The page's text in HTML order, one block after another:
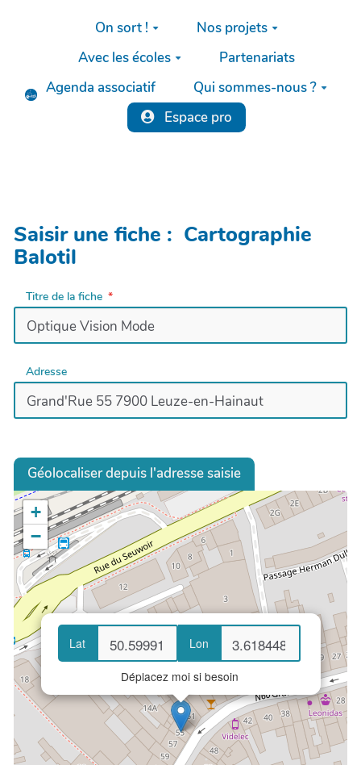
Aller au contenu principal
On sort !
Nos projets
Avec les écoles
Partenariats
Agenda associatif
Qui sommes-nous ?
Espace pro
Saisir une fiche : Cartographie
Balotil
Titre de la fiche
Adresse
Géolocaliser depuis l'adresse saisie
Lat Lon
Déplacez moi si besoin
+
−